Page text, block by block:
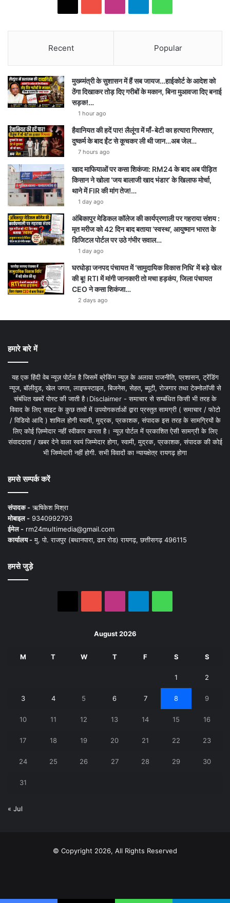
Recent Popular
मुख्य्मंत्री के सुशासन में हैं सब जायज…हाईकोर्ट के आदेश को
ठेंगा दिखाकर तोड़ दिए गरीबों के मकान, बिना मुआवजा दिए बनाई
सड़क!…
1 hour ago
हैवानियत की हदें पार! लैलूंगा में माँ-बेटी का हत्यारा गिरफ्तार,
दुष्कर्म के बाद ईंट से कूचकर ली थी जान…अब जेल…
7 hours ago
खाद माफियाओं पर कसा शिकंजा: RM24 के बाद अब पीड़ित
किसान ने खोला ‘जय बालाजी खाद भंडार’ के खिलाफ मोर्चा,
थाने में FIR की मांग तेज!…
1 day ago
अंबिकापुर मेडिकल कॉलेज की कार्यप्रणाली पर गहराया संशय :
मृत मरीज को 42 दिन बाद बताया ‘स्वस्थ’, आयुष्मान भारत के
डिजिटल पोर्टल पर उठे गंभीर सवाल…
1 day ago
घरघोड़ा जनपद पंचायत में ‘सामुदायिक विकास निधि’ में बड़े खेल
की बू! RTI में मांगी जानकारी तो मचा हड़कंप, जिला पंचायत
CEO ने कसा शिकंजा…
2 days ago
हमारे बारे में
यह एक हिंदी वेब न्यूज़ पोर्टल है जिसमें ब्रेकिंग न्यूज़ के अलावा राजनीति, प्रशासन, ट्रेंडिंग
न्यूज, बॉलीवुड, खेल जगत, लाइफस्टाइल, बिजनेस, सेहत, ब्यूटी, रोजगार तथा टेक्नोलॉजी से
संबंधित खबरें पोस्ट की जाती है।Disclaimer - समाचार से सम्बंधित किसी भी तरह के
विवाद के लिए साइट के कुछ तत्वों में उपयोगकर्ताओं द्वारा प्रस्तुत सामग्री ( समाचार / फोटो
/ विडियो आदि ) शामिल होगी स्वामी, मुद्रक, प्रकाशक, संपादक इस तरह के सामग्रियों के
लिए कोई ज़िम्मेदार नहीं स्वीकार करता है। न्यूज़ पोर्टल में प्रकाशित ऐसी सामग्री के लिए
संवाददाता / खबर देने वाला स्वयं जिम्मेदार होगा, स्वामी, मुद्रक, प्रकाशक, संपादक की कोई
भी जिम्मेदारी नहीं होगी. सभी विवादों का न्यायक्षेत्र रायगढ़ होगा
हमसे सम्पर्क करें
संपादक -ऋषिकेश मिश्रा
मोबाइल - 9340992793
ईमेल - rm24multimedia@gmail.com
कार्यालय -मु. पो. राजपुर (बथानपारा, ढाप रोड) रायगढ़, छत्तीसगढ़ 496115
हमसे जुड़े
August 2026
M T W T F S S
1 2
3 4 5 6 7 8 9
10 11 12 13 14 15 16
17 18 19 20 21 22 23
24 25 26 27 28 29 30
31
« Jul
© Copyright 2026, All Rights Reserved